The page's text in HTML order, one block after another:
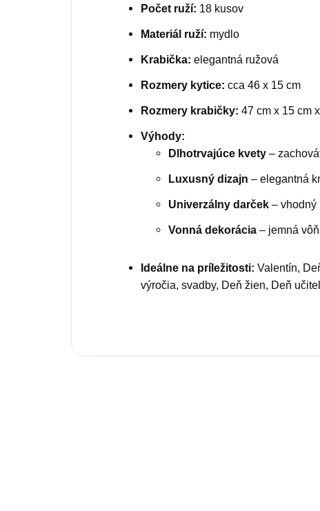
Počet ruží: 18 kusov
Materiál ruží: mydlo
Krabička: elegantná ružová
Rozmery kytice: cca 46 x 15 cm
Rozmery krabičky: 47 cm x 15 cm
Výhody:
Dlhotrvajúce kvety –
Luxusný dizajn – elegantná
Univerzálny darček – vhodný
Vonná dekorácia – jemná
Ideálne na príležitosti: Valentín,
výročia, svadby, Deň žien, Deň